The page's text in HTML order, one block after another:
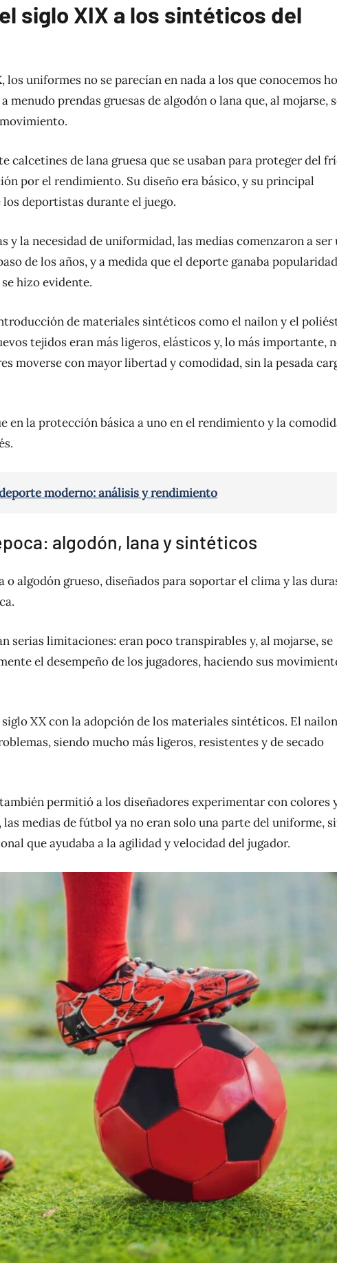
siglo XIX a los sintéticos del
uniformes no se parecían en nada a los que conocemos
menudo prendas gruesas de algodón o lana que, al mojarse,
calcetines de lana gruesa que se usaban para proteger del
por el rendimiento. Su diseño era básico, y su principal
deportistas durante el juego.
y la necesidad de uniformidad, las medias comenzaron a ser
de los años, y a medida que el deporte ganaba
hizo evidente.
de materiales sintéticos como el nailon y el
tejidos eran más ligeros, elásticos y, lo más importante,
moverse con mayor libertad y comodidad, sin la pesada
en la protección básica a uno en el rendimiento y la
moderno: análisis y rendimiento
algodón, lana y sintéticos
algodón grueso, diseñados para soportar el clima y las
serias limitaciones: eran poco transpirables y, al mojarse, se
el desempeño de los jugadores, haciendo sus
XX con la adopción de los materiales sintéticos. El
siendo mucho más ligeros, resistentes y de secado
permitió a los diseñadores experimentar con colores
medias de fútbol ya no eran solo una parte del uniforme,
que ayudaba a la agilidad y velocidad del jugador.